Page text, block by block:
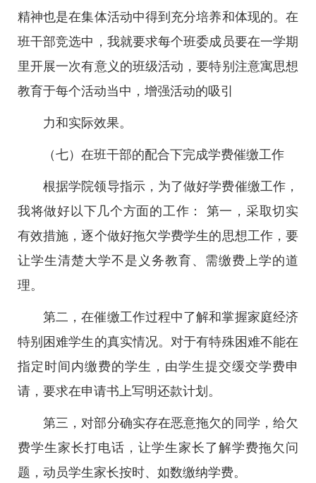
精神也是在集体活动中得到充分培养和体现的。在
班干部竞选中，我就要求每个班委成员要在一学期
里开展一次有意义的班级活动，要特别注意寓思想
教育于每个活动当中，增强活动的吸引
力和实际效果。
（七）在班干部的配合下完成学费催缴工作
根据学院领导指示，为了做好学费催缴工作，
我将做好以下几个方面的工作： 第一，采取切实
有效措施，逐个做好拖欠学费学生的思想工作，要
让学生清楚大学不是义务教育、需缴费上学的道
理。
第二，在催缴工作过程中了解和掌握家庭经济
特别困难学生的真实情况。对于有特殊困难不能在
指定时间内缴费的学生，由学生提交缓交学费申
请，要求在申请书上写明还款计划。
第三，对部分确实存在恶意拖欠的同学，给欠
费学生家长打电话，让学生家长了解学费拖欠问
题，动员学生家长按时、如数缴纳学费。